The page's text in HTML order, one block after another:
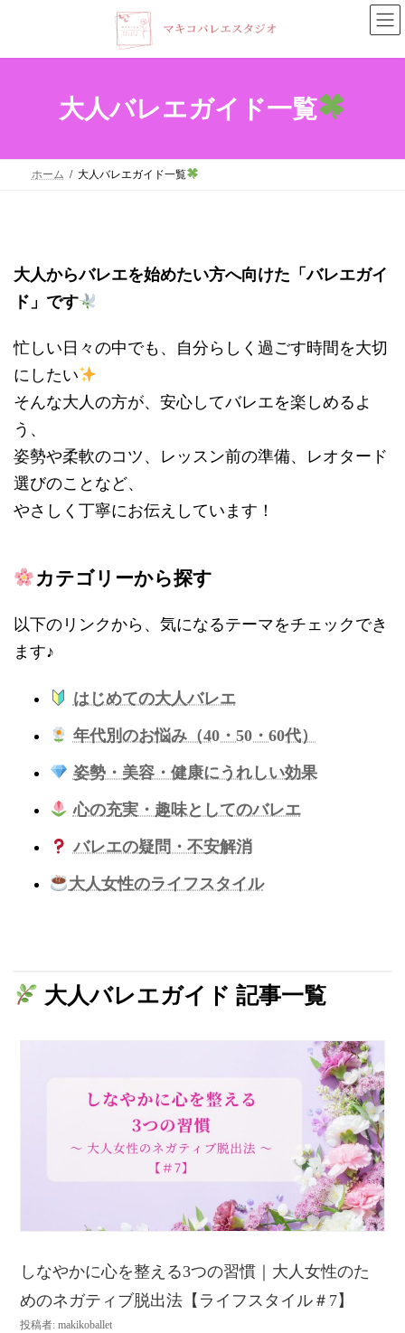
へ
プ
ョ
動
大人バレエガイド一覧
ホーム 大人バレエガイド一覧
大人からバレエを始めたい方へ向けた「バレエガイ
ド」です
忙しい日々の中でも、自分らしく過ごす時間を大切
にしたい
そんな大人の方が、安心してバレエを楽しめるよ
う、
姿勢や柔軟のコツ、レッスン前の準備、レオタード
選びのことなど、
やさしく丁寧にお伝えしています！
カテゴリーから探す
以下のリンクから、気になるテーマをチェックでき
ます♪
はじめての大人バレエ
年代別のお悩み（40・50・60代）
姿勢・美容・健康にうれしい効果
心の充実・趣味としてのバレエ
バレエの疑問・不安解消
大人女性のライフスタイル
大人バレエガイド 記事一覧
しなやかに心を整える3つの習慣｜大人女性のた
めのネガティブ脱出法【ライフスタイル＃7】
投稿者: makikoballet